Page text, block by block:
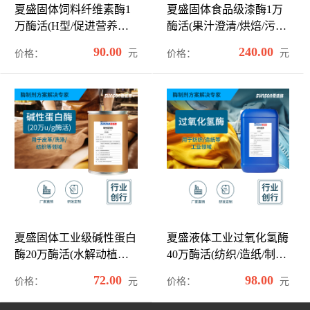
夏盛固体饲料纤维素酶1
万酶活(H型/促进营养物
价格： 90.00 元
夏盛固体食品级漆酶1万
酶活(果汁澄清/烘焙/污水
价格： 240.00 元
夏盛固体工业级碱性蛋白
酶20万酶活(水解动植物
价格： 72.00 元
夏盛液体工业过氧化氢酶
40万酶活(纺织/造纸/制备
2001
价格： 98.00 元